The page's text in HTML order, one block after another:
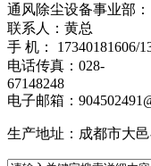
通风除尘设备事业部：
联系人：黄总
手 机： 17340181606/
电话传真：028-
电子邮箱：
生产地址：成都市大